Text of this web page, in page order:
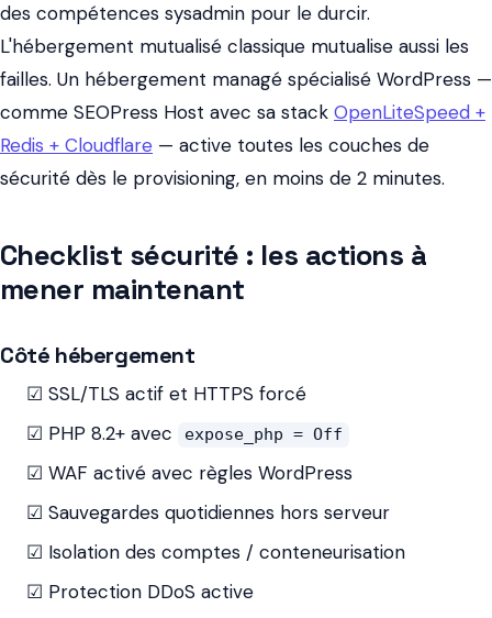
des compétences sysadmin pour le durcir.
L'hébergement mutualisé classique mutualise aussi les
failles. Un hébergement managé spécialisé WordPress —
comme SEOPress Host avec sa stack OpenLiteSpeed +
Redis + Cloudflare — active toutes les couches de
sécurité dès le provisioning, en moins de 2 minutes.
Checklist sécurité : les actions à
mener maintenant
Côté hébergement
☑ SSL/TLS actif et HTTPS forcé
☑ PHP 8.2+ avec
expose_php = Off
☑ WAF activé avec règles WordPress
☑ Sauvegardes quotidiennes hors serveur
☑ Isolation des comptes / conteneurisation
☑ Protection DDoS active